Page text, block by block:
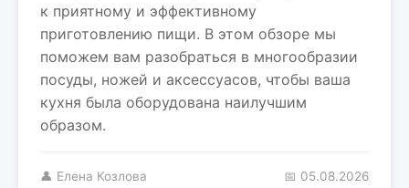
к приятному и эффективному
приготовлению пищи. В этом обзоре мы
поможем вам разобраться в многообразии
посуды, ножей и аксессуасов, чтобы ваша
кухня была оборудована наилучшим
образом.
👤 Елена Козлова 📅 05.08.2026